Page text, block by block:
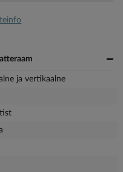
ja vertikaalne